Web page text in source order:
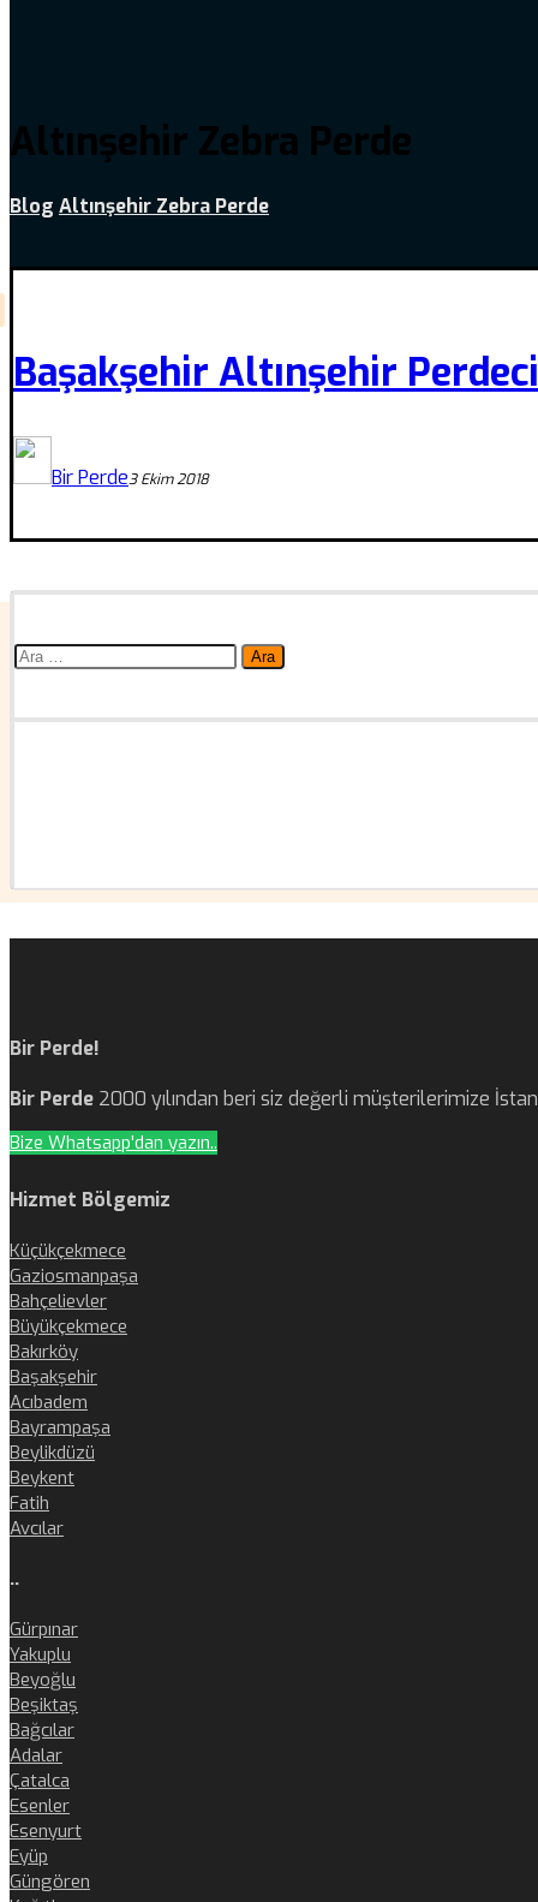
Altınşehir Zebra Perde
Blog Altınşehir Zebra Perde
Başakşehir Altınşehir Perdeci
Bir Perde3 Ekim 2018
Arama:
Bir Perde!
Bir Perde 2000 yılından beri siz değerli müşterilerimize
Bize Whatsapp'dan yazın..
Hizmet Bölgemiz
Küçükçekmece
Gaziosmanpaşa
Bahçelievler
Büyükçekmece
Bakırköy
Başakşehir
Acıbadem
Bayrampaşa
Beylikdüzü
Beykent
Fatih
Avcılar
..
Gürpınar
Yakuplu
Beyoğlu
Beşiktaş
Bağcılar
Adalar
Çatalca
Esenler
Esenyurt
Eyüp
Güngören